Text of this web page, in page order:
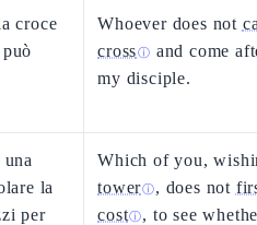
croce
Whoever does not
crossⓘ and come
my disciple.
la
per
Which of you,
towerⓘ, does not
costⓘ, to see